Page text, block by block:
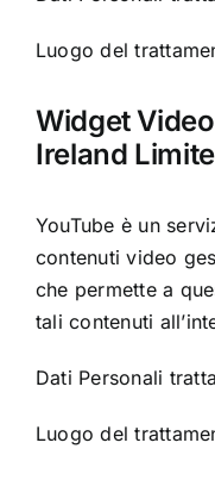
Luogo del
Widget
Ireland
YouTube è un
contenuti video
che permette a
tali contenuti
Dati Personali
Luogo del